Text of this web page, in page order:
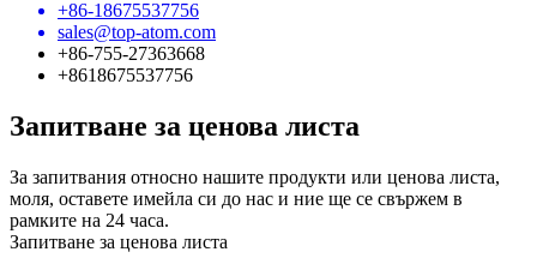
+86-18675537756
sales@top-atom.com
+86-755-27363668
+8618675537756
Запитване за ценова листа
За запитвания относно нашите продукти или ценова листа,
моля, оставете имейла си до нас и ние ще се свържем в
рамките на 24 часа.
Запитване за ценова листа